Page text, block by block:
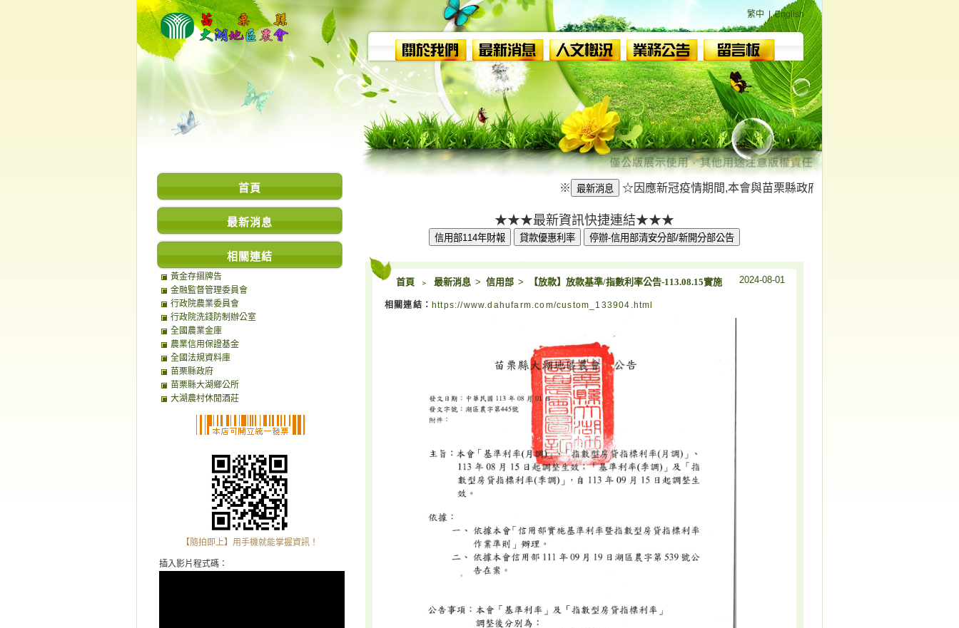
繁中 |English
☆因應新冠疫情期間,本會與苗栗縣政府/衛生局及大湖鄉公所/衛生所
★★★最新資訊快捷連結★★★
首頁 ﹥ 最新消息 > 信用部 > 【放款】放款基準/指數利率公告-113.08.15實施 2024-08-01
相關連結： https://www.dahufarm.com/custom_133904.html
首頁
最新消息
相關連結
黃金存摺牌告
金融監督管理委員會
行政院農業委員會
行政院洗錢防制辦公室
全國農業金庫
農業信用保證基金
全國法規資料庫
苗栗縣政府
苗栗縣大湖鄉公所
大湖農村休閒酒莊
【隨拍即上】用手機就能掌握資訊！
插入影片程式碼：